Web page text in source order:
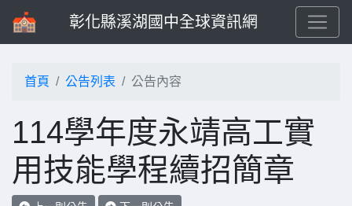
彰化縣溪湖國中全球資訊網
首頁 公告列表 公告內容
114學年度永靖高工實
用技能學程續招簡章